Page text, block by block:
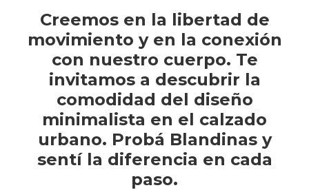
Creemos en la libertad de
movimiento y en la conexión
con nuestro cuerpo. Te
invitamos a descubrir la
comodidad del diseño
minimalista en el calzado
urbano. Probá Blandinas y
sentí la diferencia en cada
paso.